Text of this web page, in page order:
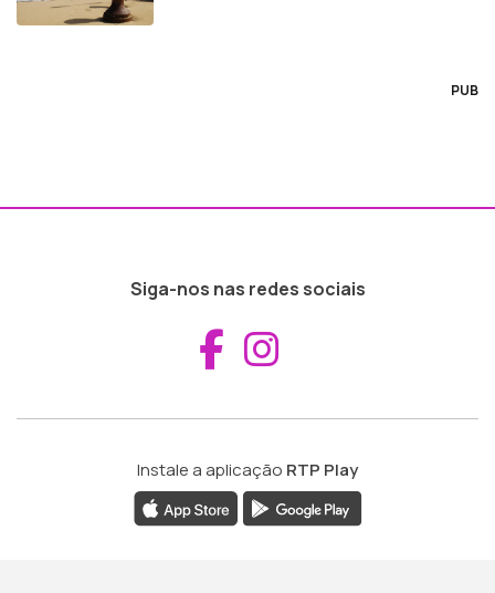
PUB
Siga-nos nas redes sociais
Aceder ao
Instale a aplicação RTP Play